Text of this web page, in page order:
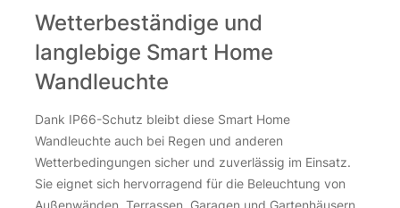
Wetterbeständige und
langlebige Smart Home
Wandleuchte
Dank IP66-Schutz bleibt diese Smart Home
Wandleuchte auch bei Regen und anderen
Wetterbedingungen sicher und zuverlässig im Einsatz.
Sie eignet sich hervorragend für die Beleuchtung von
Außenwänden, Terrassen, Garagen und Gartenhäusern